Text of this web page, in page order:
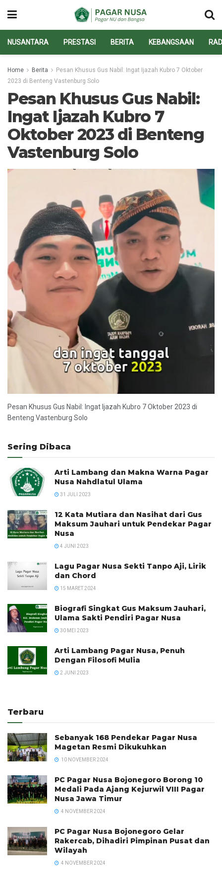
NUSANTARA PRESTASI BERITA KEBANGSAAN
Home Berita
Pesan Khusus Gus Nabil: Ingat Ijazah Kubro 7 Oktober
2023 di Benteng Vastenburg Solo
Pesan Khusus Gus Nabil:
Ingat Ijazah Kubro 7
Oktober 2023 di Benteng
Vastenburg Solo
Pesan Khusus Gus Nabil: Ingat Ijazah Kubro 7 Oktober 2023 di
Benteng Vastenburg Solo
Sering Dibaca
Arti Lambang dan Makna Warna Pagar
Nusa Nahdlatul Ulama
31 JULI 2023
12 Kata Mutiara dan Nasihat dari Gus
Maksum Jauhari untuk Pendekar Pagar
Nusa
4 JUNI 2023
Lagu Pagar Nusa Sekti Tanpo Aji, Lirik
dan Chord
15 MARET 2024
Biografi Singkat Gus Maksum Jauhari,
Ulama Sakti Pendiri Pagar Nusa
30 MEI 2023
Arti Lambang Pagar Nusa, Penuh
Dengan Filosofi Mulia
2 JUNI 2023
Terbaru
Sebanyak 168 Pendekar Pagar Nusa
Magetan Resmi Dikukuhkan
10 NOVEMBER 2024
PC Pagar Nusa Bojonegoro Borong 10
Medali Pada Ajang Kejurwil VIII Pagar
Nusa Jawa Timur
4 NOVEMBER 2024
PC Pagar Nusa Bojonegoro Gelar
Rakercab, Dihadiri Pimpinan Pusat dan
Wilayah
4 NOVEMBER 2024